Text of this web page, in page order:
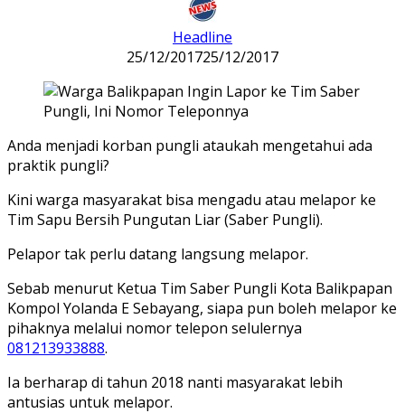
Headline
25/12/201725/12/2017
Anda menjadi korban pungli ataukah mengetahui ada
praktik pungli?
Kini warga masyarakat bisa mengadu atau melapor ke
Tim Sapu Bersih Pungutan Liar (Saber Pungli).
Pelapor tak perlu datang langsung melapor.
Sebab menurut Ketua Tim Saber Pungli Kota Balikpapan
Kompol Yolanda E Sebayang, siapa pun boleh melapor ke
pihaknya melalui nomor telepon selulernya
081213933888.
Ia berharap di tahun 2018 nanti masyarakat lebih
antusias untuk melapor.